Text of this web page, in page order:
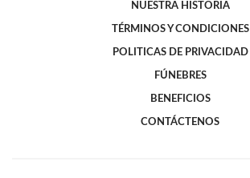
NUESTRA HISTORIA
TÉRMINOS Y CONDICIONES
POLITICAS DE PRIVACIDAD
FÚNEBRES
BENEFICIOS
CONTÁCTENOS